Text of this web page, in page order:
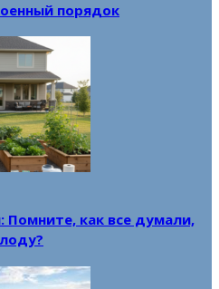
порядок
Помните, как все думали,